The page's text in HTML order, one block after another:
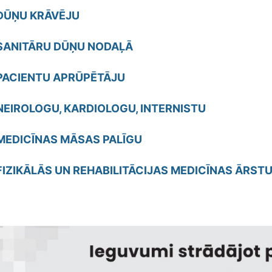
KRĀVĒJU
DŪŅU NODAĻĀ
APRŪPĒTĀJU
KARDIOLOGU, INTERNISTU
MĀSAS PALĪGU
UN REHABILITĀCIJAS MEDICĪNAS ĀRSTU